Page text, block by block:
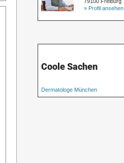
» Profil ansehen
Coole Sachen
Dermatologe München